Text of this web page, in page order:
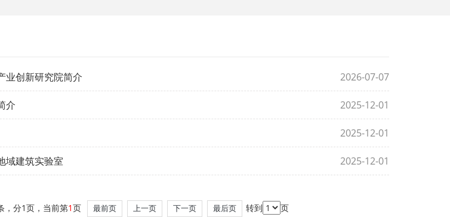
业创新研究院简介 2026-07-07
介 2025-12-01
2025-12-01
域建筑实验室 2025-12-01
，分1页，当前第1页 最前页 上一页 下一页 最后页 转到 页